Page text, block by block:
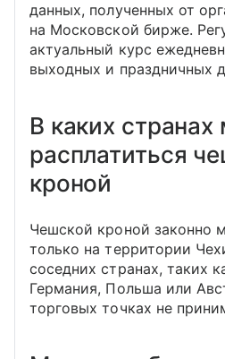
данных, полученных от
на Московской бирже.
актуальный курс
выходных и праздничных
В каких
расплатиться
кроной
Чешской кроной законно
только на территории
соседних странах, таких
Германия, Польша или
торговых точках не